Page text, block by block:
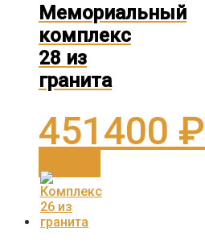
Мемориальный
комплекс
28 из
гранита
451400 ₽